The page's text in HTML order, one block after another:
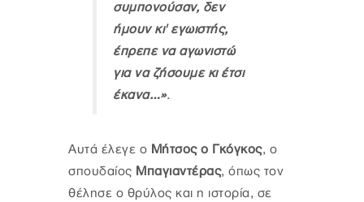
συμπονούσαν, δεν
ήμουν κι' εγωιστής,
έπρεπε να αγωνιστώ
για να ζήσουμε κι έτσι
έκανα…».
Αυτά έλεγε ο Μήτσος ο Γκόγκος, ο
σπουδαίος Μπαγιαντέρας, όπως τον
θέλησε ο θρύλος και η ιστορία, σε